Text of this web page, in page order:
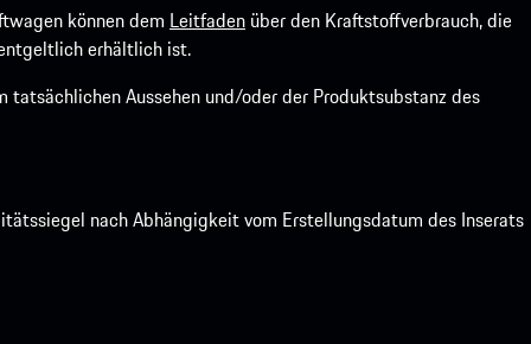
können dem Leitfaden über den Kraftstoffverbrauch, die
erhältlich ist.
Aussehen und/oder der Produktsubstanz des
nach Abhängigkeit vom Erstellungsdatum des Inserats